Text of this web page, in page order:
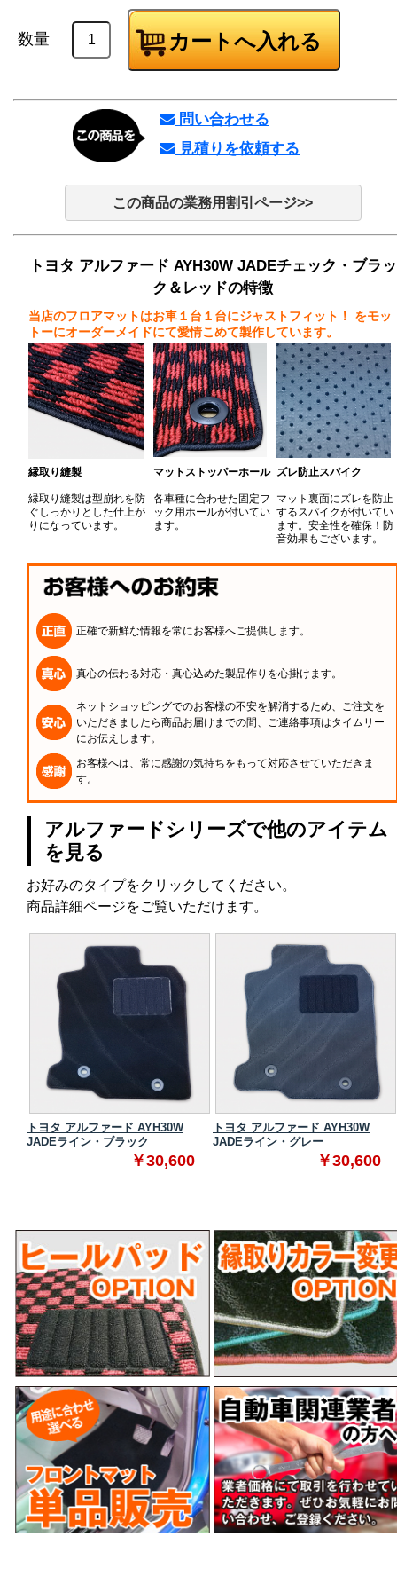
数量
問い合わせる
見積りを依頼する
この商品の業務用割引ページ>>
トヨタ アルファード AYH30W JADEチェック・ブラッ
ク＆レッドの特徴
当店のフロアマットはお車１台１台にジャストフィット！
をモッ
トーにオーダーメイドにて愛情こめて製作しています。
縁取り縫製
縁取り縫製は型崩れを防
ぐしっかりとした仕上が
りになっています。
マットストッパーホール
各車種に合わせた固定フ
ック用ホールが付いてい
ます。
ズレ防止スパイク
マット裏面にズレを防止
するスパイクが付いてい
ます。安全性を確保！防
音効果もございます。
正確で新鮮な情報を常にお客様へご提供します。
真心の伝わる対応・真心込めた製品作りを心掛けます。
ネットショッピングでのお客様の不安を解消するため、ご注文を
いただきましたら商品お届けまでの間、ご連絡事項はタイムリー
にお伝えします。
お客様へは、常に感謝の気持ちをもって対応させていただきま
す。
アルファードシリーズで他のアイテム
を見る
お好みのタイプをクリックしてください。
商品詳細ページをご覧いただけます。
トヨタ アルファード AYH30W
JADEライン・ブラック
￥30,600
トヨタ アルファード AYH30W
JADEライン・グレー
￥30,600